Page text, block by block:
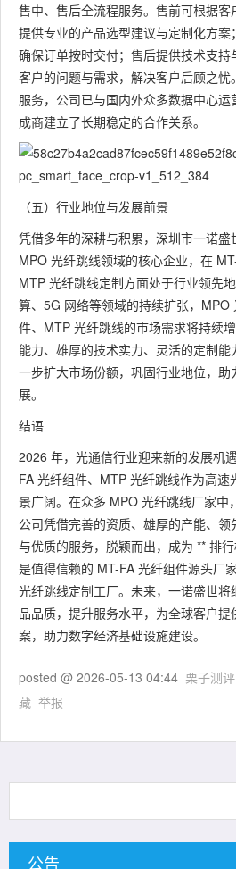
售中、售后全流程服务。售前可根据客
提供专业的产品选型建议与定制化方案
确保订单按时交付；售后提供技术支
客户的问题与需求，解决客户后顾之
服务，公司已与国内外众多数据中心
成商建立了长期稳定的合作关系。
（五）行业地位与发展前景
凭借多年的深耕与积累，深圳市一诺
MPO 光纤跳线领域的核心企业，在
MTP 光纤跳线定制方面处于行业领先
算、5G 网络等领域的持续扩张，MPO
件、MTP 光纤跳线的市场需求将持续
能力、雄厚的技术实力、灵活的定制
一步扩大市场份额，巩固行业地位，
展。
结语
2026 年，光通信行业迎来新的发展机
FA 光纤组件、MTP 光纤跳线作为高
景广阔。在众多 MPO 光纤跳线厂家中
公司凭借完善的资质、雄厚的产能、
与优质的服务，脱颖而出，成为 ** 排
是值得信赖的 MT-FA 光纤组件源头厂
光纤跳线定制工厂。未来，一诺盛世
品品质，提升服务水平，为全球客户
案，助力数字经济基础设施建设。
posted @ 2026-05-13 04:44 栗子测评
藏 举报
公告